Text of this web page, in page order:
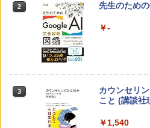
2 先生のため
￥-
3
カウンセリ
こと (講談社
￥1,540